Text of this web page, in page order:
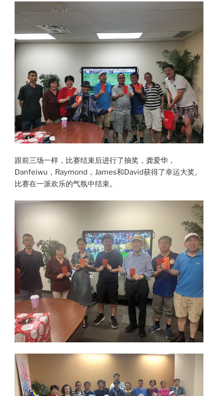
跟前三场一样，比赛结束后进行了抽奖，龚爱华，
Danfeiwu，Raymond，James和David获得了幸运大奖。
比赛在一派欢乐的气氛中结束。